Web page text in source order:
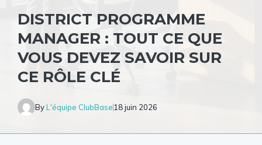
DISTRICT PROGRAMME
MANAGER : TOUT CE QUE
VOUS DEVEZ SAVOIR SUR
CE RÔLE CLÉ
ByL'équipe ClubBase 18 juin 2026